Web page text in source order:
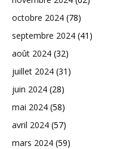
octobre 2024 (78)
septembre 2024 (41)
août 2024 (32)
juillet 2024 (31)
juin 2024 (28)
mai 2024 (58)
avril 2024 (57)
mars 2024 (59)